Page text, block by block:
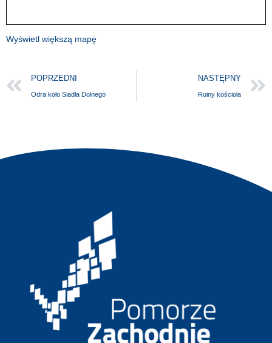
Wyświetl większą mapę
POPRZEDNI
Odra koło Siadła Dolnego
NASTĘPNY
Ruiny kościoła